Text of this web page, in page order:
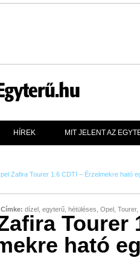
HÍREK MIT JELENT AZ
Zafira Tourer 1.6 CDTI – Érzelmekre ható
Címke: dízel egyterű hétüléses Opel Tourer,
Tourer
ható